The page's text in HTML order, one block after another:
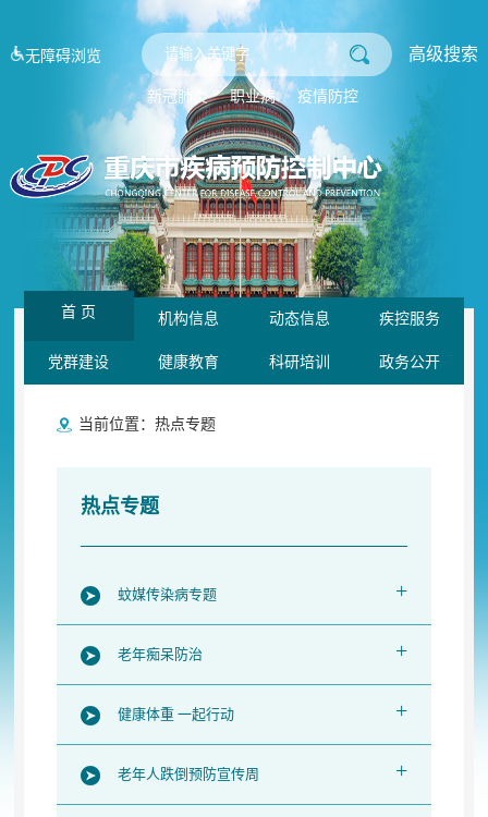
无障碍浏览 高级搜索
新冠肺炎 职业病 疫情防控
首 页 机构信息 动态信息 疾控服务
党群建设 健康教育 科研培训 政务公开
当前位置： 热点专题
热点专题
蚊媒传染病专题 +
老年痴呆防治 +
健康体重 一起行动 +
老年人跌倒预防宣传周 +